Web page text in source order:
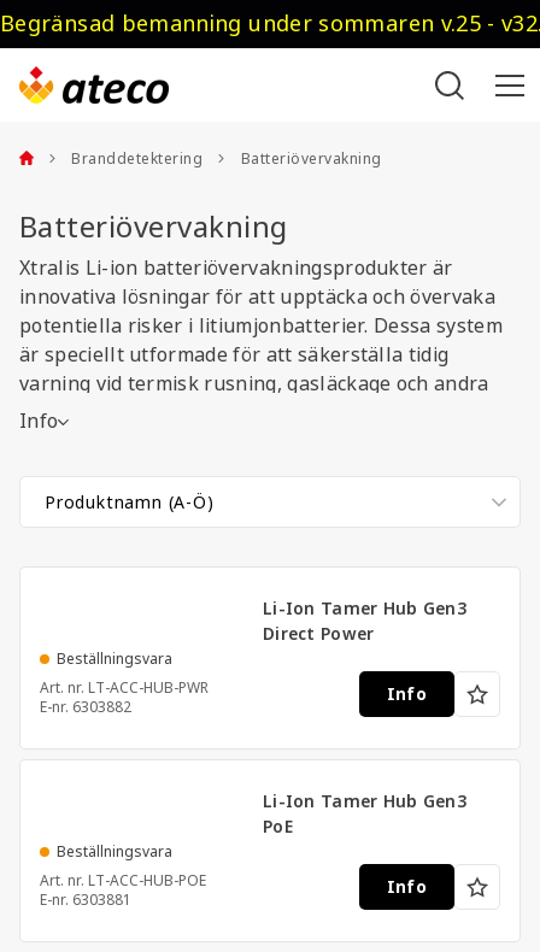
Begränsad bemanning under sommaren v.25 -
Branddetektering Batteriövervakning
Batteriövervakning
Xtralis Li-ion batteriövervakningsprodukter är
innovativa lösningar för att upptäcka och övervaka
potentiella risker i litiumjonbatterier. Dessa system
är speciellt utformade för att säkerställa tidig
varning vid termisk rusning, gasläckage och andra
kritiska tillstånd som kan leda till brand eller
känslighet kan Xtralis övervakningsprodukter
identifiera avvikelser i ett tidigt skede och möjliggöra
snabba åtgärder för att skydda tillgångar och
elfordonsladdstationer och andra miljöer där
litiumjonbatterier används. Med Xtralis lösningar får
du tillförlitlig övervakning och ökad säkerhet i
applikationer med höga krav.
Info
Li-Ion Tamer Hub Gen3
Direct Power
Beställningsvara
Art. nr. LT-ACC-HUB-PWR
E-nr. 6303882
Info
Li-Ion Tamer Hub Gen3
PoE
Beställningsvara
Art. nr. LT-ACC-HUB-POE
E-nr. 6303881
Info